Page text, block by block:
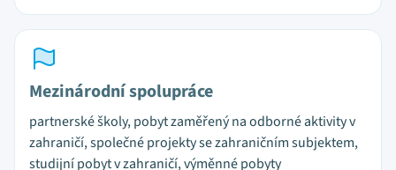
Mezinárodní spolupráce
partnerské školy, pobyt zaměřený na odborné aktivity v
zahraničí, společné projekty se zahraničním subjektem,
studijní pobyt v zahraničí, výměnné pobyty